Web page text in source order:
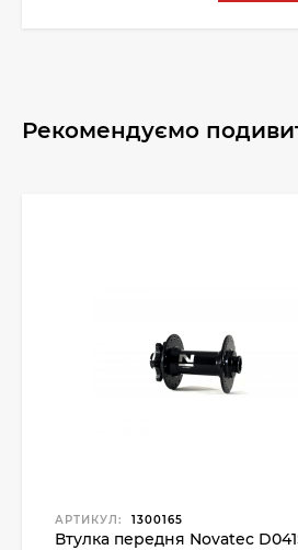
Рекомендуємо
АРТИКУЛ: 1300165
Втулка передня Novatec